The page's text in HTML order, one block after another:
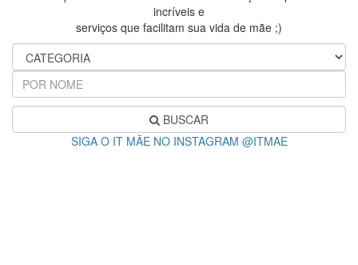
incríveis e
serviços que facilitam sua vida de mãe ;)
BUSCAR
SIGA O IT MÃE NO INSTAGRAM @ITMAE